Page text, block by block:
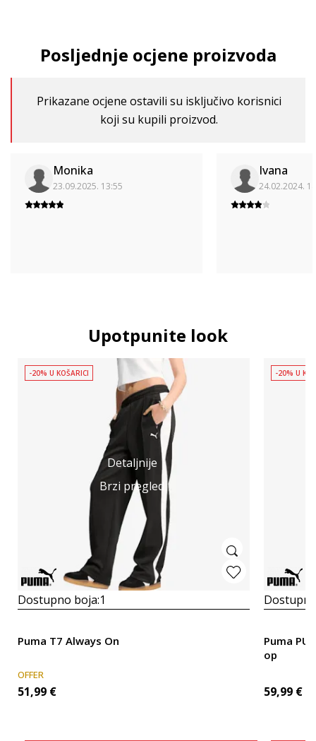
Posljednje ocjene proizvoda
Prikazane ocjene ostavili su isključivo korisnici
koji su kupili proizvod.
Monika
23.09.2025. 13:55
Ivana
24.02.2024.
Upotpunite look
Detaljnije
Brzi pregled
-20% U KOŠARICI
Dostupno boja:1
Puma T7 Always On
OFFER
51,99 €
-20% U
Puma
op
59,99 €